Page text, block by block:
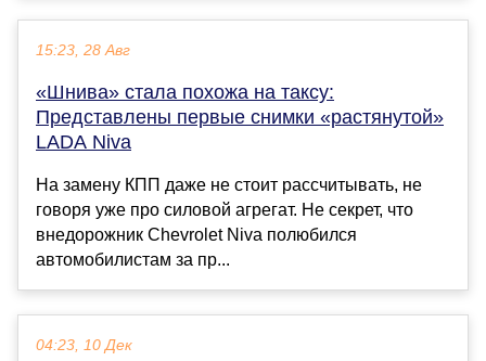
15:23, 28 Авг
«Шнива» стала похожа на таксу:
Представлены первые снимки «растянутой»
LADA Niva
На замену КПП даже не стоит рассчитывать, не
говоря уже про силовой агрегат. Не секрет, что
внедорожник Chevrolet Niva полюбился
автомобилистам за пр...
04:23, 10 Дек